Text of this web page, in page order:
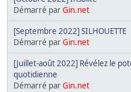
Démarré parGin.net
[Septembre 2022] SILHOUETTE
Démarré parGin.net
[Juillet-août 2022] Révélez le
quotidienne
Démarré parGin.net